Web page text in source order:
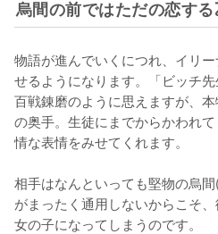
烏間の前ではただの恋する
物語が進んでいくにつれ、イリ
せるようになります。「ビッチ
百戦錬磨のように思えますが、
の奥手。生徒にまでからかわれ
情な表情をみせてくれます。
相手はなんといっても堅物の烏
がまったく通用しないからこそ
女の子になってしまうのです。